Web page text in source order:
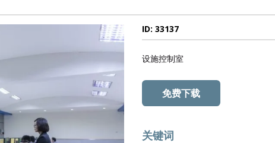
ID: 33137
设施控制室
免费下载
关键词